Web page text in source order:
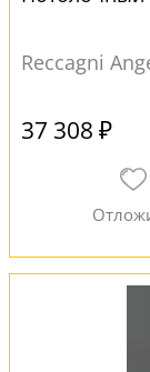
Reccagni
37 308 ₽